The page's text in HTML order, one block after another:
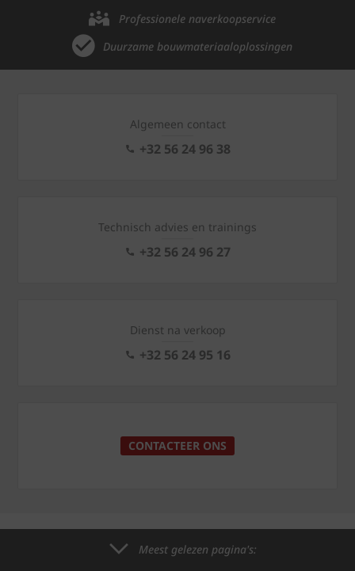
Professionele naverkoopservice
Duurzame bouwmateriaaloplossingen
Algemeen contact
+32 56 24 96 38
Technisch advies en trainings
+32 56 24 96 27
Dienst na verkoop
+32 56 24 95 16
CONTACTEER ONS
Meest gelezen pagina's: